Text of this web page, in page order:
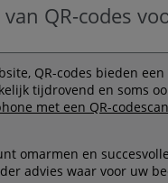
QR-codes
QR-codes bieden
tijdrovend en soms
met een QR-
omarmen en
advies waar voor uw